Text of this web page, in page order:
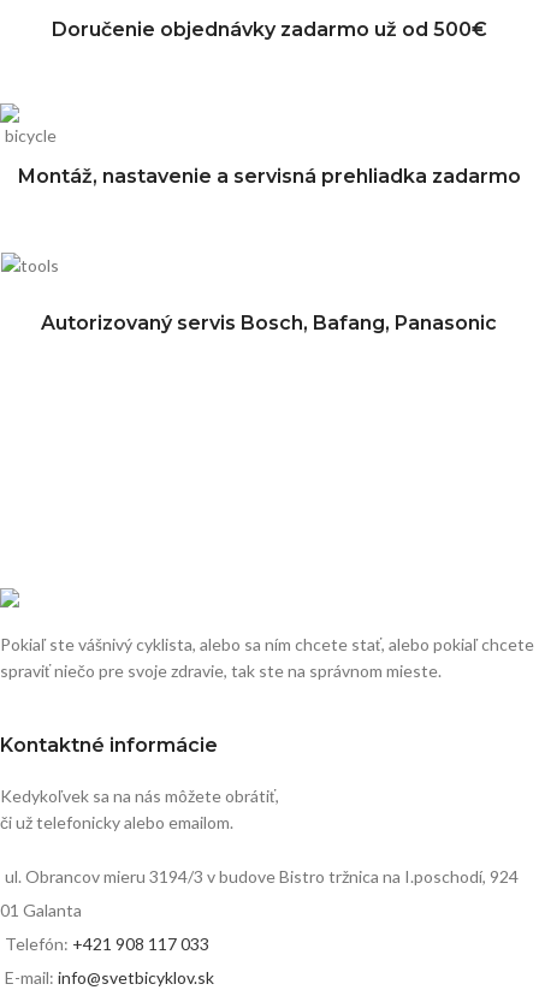
Autorizovaný servis Bosch, Bafang, Panasonic
Montáž, nastavenie a servisná prehliadka zadarmo
Doručenie objednávky zadarmo už od 500€
Pokiaľ ste vášnivý cyklista, alebo sa ním chcete stať, alebo pokiaľ chcete
spraviť niečo pre svoje zdravie, tak ste na správnom mieste.
Kontaktné informácie
Kedykoľvek sa na nás môžete obrátiť,
či už telefonicky alebo emailom.
ul. Obrancov mieru 3194/3 v budove Bistro tržnica na I.poschodí, 924
01 Galanta
Telefón: +421 908 117 033
E-mail: info@svetbicyklov.sk